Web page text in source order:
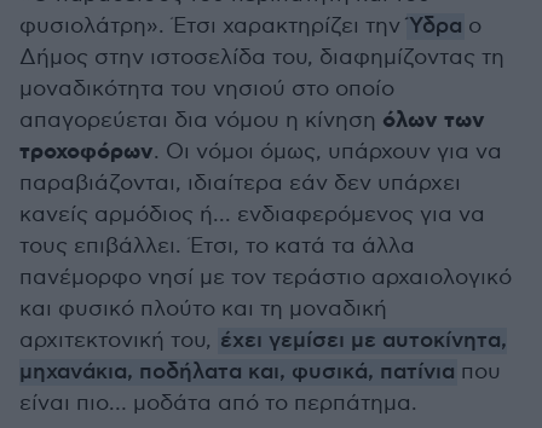
φυσιολάτρη». Έτσι χαρακτηρίζει τηνΎδρα ο
Δήμος στην ιστοσελίδα του, διαφημίζοντας τη
μοναδικότητα του νησιού στο οποίο
απαγορεύεται δια νόμου η κίνηση όλων των
τροχοφόρων. Οι νόμοι όμως, υπάρχουν για να
παραβιάζονται, ιδιαίτερα εάν δεν υπάρχει
κανείς αρμόδιος ή... ενδιαφερόμενος για να
τους επιβάλλει. Έτσι, το κατά τα άλλα
πανέμορφο νησί με τον τεράστιο αρχαιολογικό
και φυσικό πλούτο και τη μοναδική
αρχιτεκτονική του, έχει γεμίσει με αυτοκίνητα,
μηχανάκια, ποδήλατα και, φυσικά, πατίνια που
είναι πιο… μοδάτα από το περπάτημα.